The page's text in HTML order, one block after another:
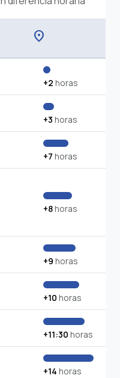
location_on
+2 horas
+3 horas
+7 horas
+8horas
+9 horas
+10 horas
+11:30 horas
+14 horas